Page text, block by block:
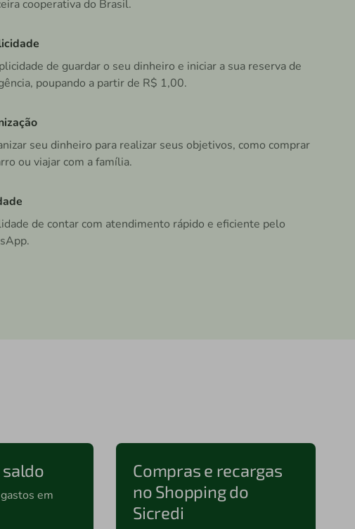
cooperativa do Brasil.
de guardar o seu dinheiro e iniciar a sua reserva de
poupando a partir de R$ 1,00.
seu dinheiro para realizar seus objetivos, como comprar
ou viajar com a família.
de contar com atendimento rápido e eficiente pelo
em
Compras e recargas
no Shopping do
Sicredi